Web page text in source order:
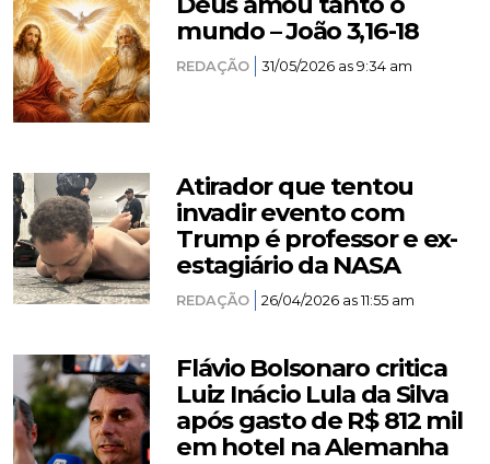
mundo – João 3,16-18
REDAÇÃO 31/05/2026 as 9:34 am
Atirador que tentou
invadir evento com
Trump é professor e ex-
estagiário da NASA
REDAÇÃO 26/04/2026 as 11:55 am
Flávio Bolsonaro critica
Luiz Inácio Lula da Silva
após gasto de R$ 812 mil
em hotel na Alemanha